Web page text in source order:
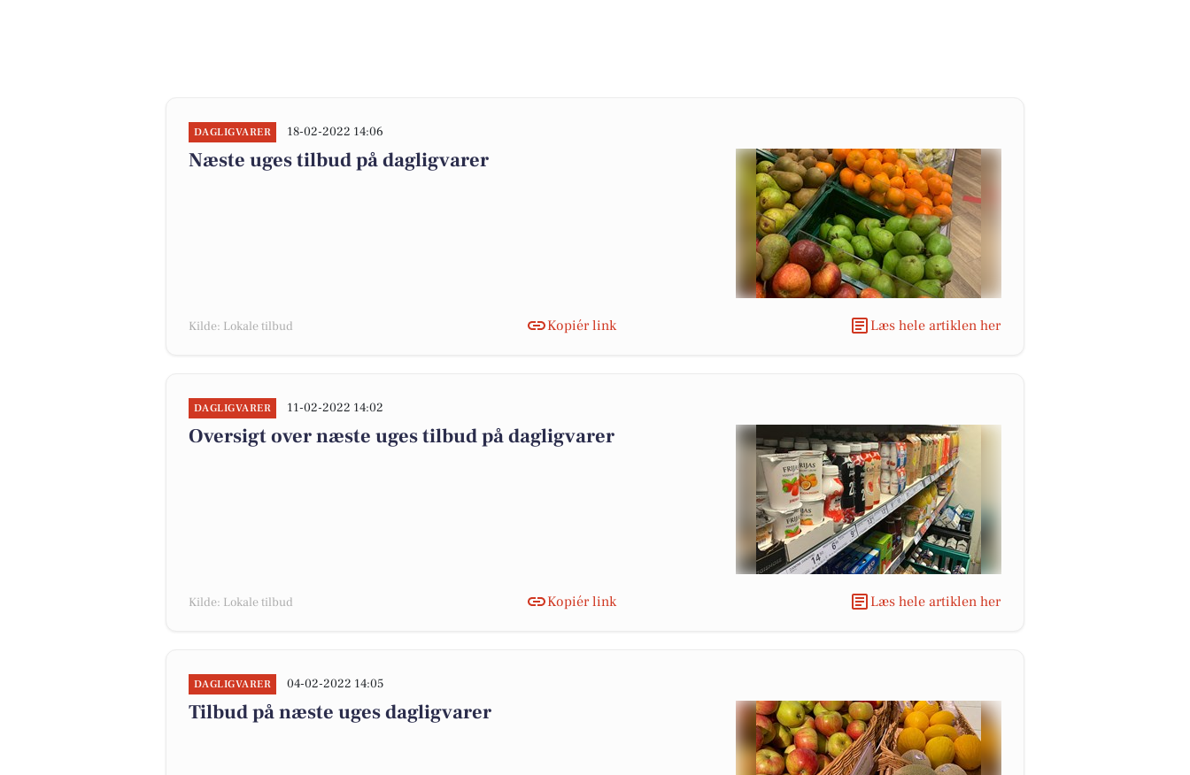
DAGLIGVARER 18-02-2022 14:06
Næste uges tilbud på dagligvarer
Kilde: Lokale tilbud Kopiér link Læs hele artiklen her
DAGLIGVARER 11-02-2022 14:02
Oversigt over næste uges tilbud på dagligvarer
Kilde: Lokale tilbud Kopiér link Læs hele artiklen her
DAGLIGVARER 04-02-2022 14:05
Tilbud på næste uges dagligvarer